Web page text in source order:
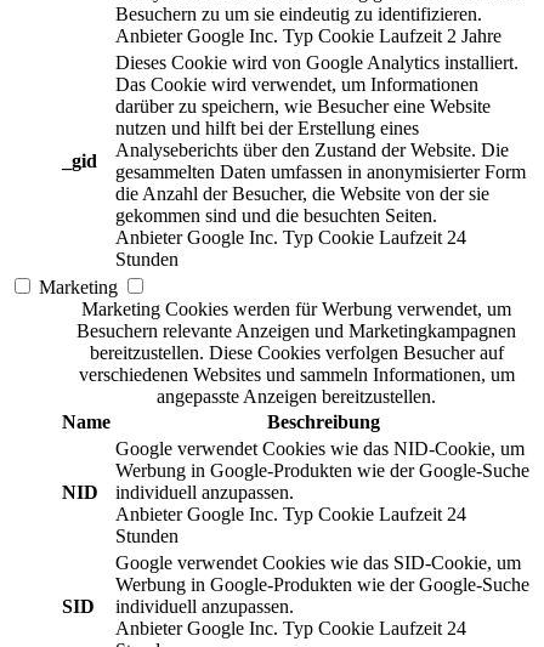
Besuchern zu um sie eindeutig zu identifizieren.
Anbieter Google Inc. Typ Cookie Laufzeit 2 Jahre
_gid
Dieses Cookie wird von Google Analytics installiert.
Das Cookie wird verwendet, um Informationen
darüber zu speichern, wie Besucher eine Website
nutzen und hilft bei der Erstellung eines
Analyseberichts über den Zustand der Website. Die
gesammelten Daten umfassen in anonymisierter Form
die Anzahl der Besucher, die Website von der sie
gekommen sind und die besuchten Seiten.
Anbieter Google Inc. Typ Cookie Laufzeit 24
Stunden
Marketing
Marketing Cookies werden für Werbung verwendet, um
Besuchern relevante Anzeigen und Marketingkampagnen
bereitzustellen. Diese Cookies verfolgen Besucher auf
verschiedenen Websites und sammeln Informationen, um
angepasste Anzeigen bereitzustellen.
Name
Beschreibung
NID
Google verwendet Cookies wie das NID-Cookie, um
Werbung in Google-Produkten wie der Google-Suche
individuell anzupassen.
Anbieter Google Inc. Typ Cookie Laufzeit 24
Stunden
SID
Google verwendet Cookies wie das SID-Cookie, um
Werbung in Google-Produkten wie der Google-Suche
individuell anzupassen.
Anbieter Google Inc. Typ Cookie Laufzeit 24